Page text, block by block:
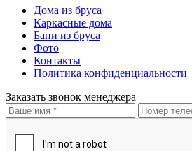
Дома из бруса
Каркасные дома
Бани из бруса
Фото
Контакты
Политика конфиденциальности
Заказать звонок менеджера